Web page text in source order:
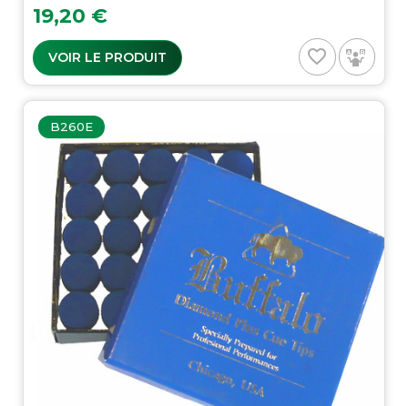
Prix
19,20 €
VOIR LE PRODUIT favorite_border
B260E